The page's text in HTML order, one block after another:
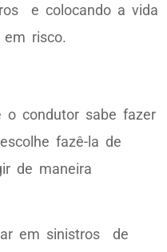
e colocando a vida
risco.
o condutor sabe fazer
fazê-la de
de maneira
em sinistros de